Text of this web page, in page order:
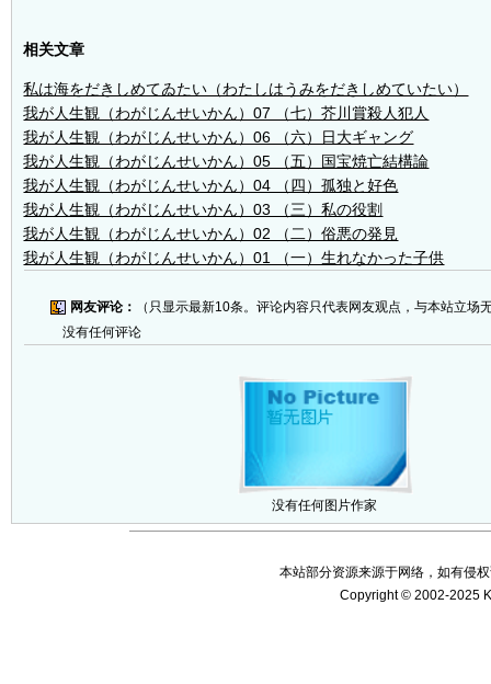
相关文章
私は海をだきしめてゐたい（わたしはうみをだきしめていたい）
我が人生観（わがじんせいかん）07 （七）芥川賞殺人犯人
我が人生観（わがじんせいかん）06 （六）日大ギャング
我が人生観（わがじんせいかん）05 （五）国宝焼亡結構論
我が人生観（わがじんせいかん）04 （四）孤独と好色
我が人生観（わがじんせいかん）03 （三）私の役割
我が人生観（わがじんせいかん）02 （二）俗悪の発見
我が人生観（わがじんせいかん）01 （一）生れなかった子供
网友评论：
（只显示最新10条。评论内容只代表网友观点，与本站立场
没有任何评论
没有任何图片作家